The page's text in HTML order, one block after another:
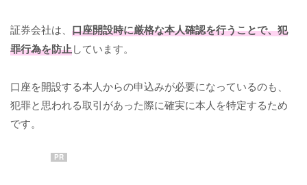
証券会社は、 口座開設時に厳格な本人確認を行うことで、犯
罪行為を防止しています。
口座を開設する本人からの申込みが必要になっているのも、
犯罪と思われる取引があった際に確実に本人を特定するため
です。
PR